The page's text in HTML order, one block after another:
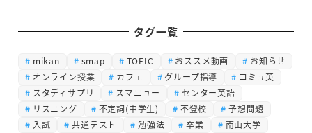
タグ一覧
mikan smap TOEIC おススメ動画
お知らせ
オンライン授業
カフェ グループ指導
コミュ英
スタディサプリ
スマニュー
センター英語
リスニング
不定詞(中学生) 不登校
予想問題
入試
共通テスト 勉強法 卒業
南山大学